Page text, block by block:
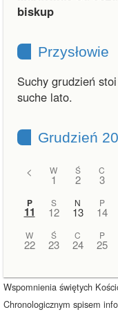
biskup
Przysłowie
Suchy grudzień
suche lato.
Grudzień
< W
1
Ś
2
C
3
P
11
S
12
N
13
P
14
W
22
Ś
23
C
24
P
25
Wspomnienia świętych
Chronologicznym spisem